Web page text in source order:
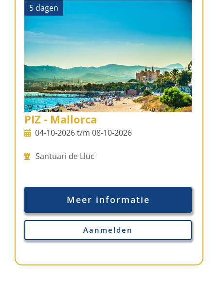
5 dagen
PIZ - Mallorca
04-10-2026 t/m 08-10-2026
Santuari de Lluc
Meer informatie
Aanmelden